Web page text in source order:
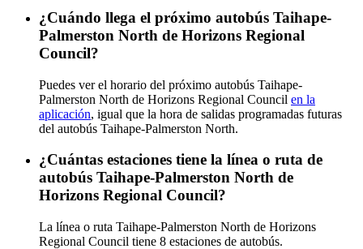
¿Cuándo llega el próximo autobús Taihape-
Palmerston North de Horizons Regional
Council?
Puedes ver el horario del próximo autobús Taihape-
Palmerston North de Horizons Regional Council en la
aplicación, igual que la hora de salidas programadas futuras
del autobús Taihape-Palmerston North.
¿Cuántas estaciones tiene la línea o ruta de
autobús Taihape-Palmerston North de
Horizons Regional Council?
La línea o ruta Taihape-Palmerston North de Horizons
Regional Council tiene 8 estaciones de autobús.